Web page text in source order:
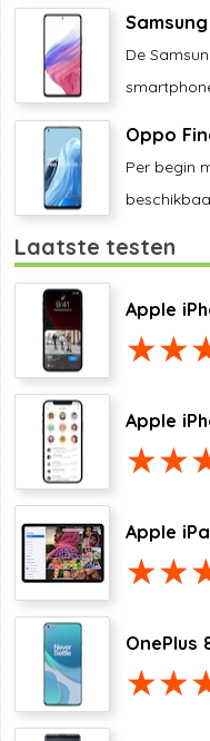
De
Oppo
Per begin
Laatste testen
Apple
Apple
Apple
OnePlus